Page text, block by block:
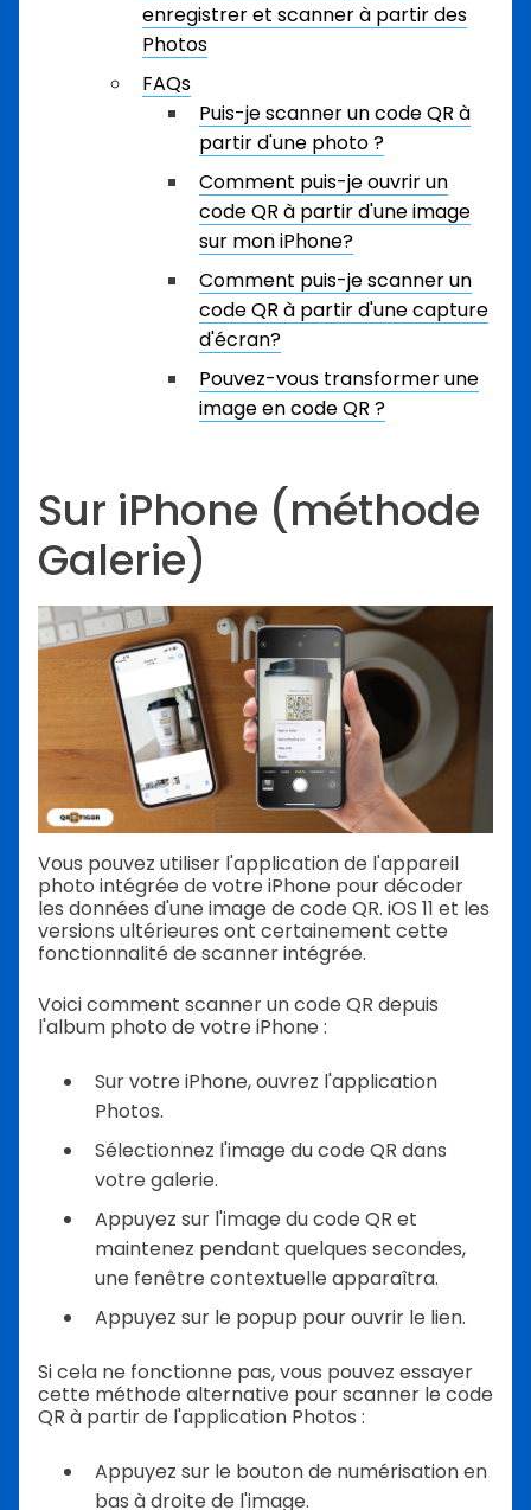
enregistrer et scanner à partir des
Photos
FAQs
Puis-je scanner un code QR à
partir d'une photo ?
Comment puis-je ouvrir un
code QR à partir d'une image
sur mon iPhone?
Comment puis-je scanner un
code QR à partir d'une capture
d'écran?
Pouvez-vous transformer une
image en code QR ?
Sur iPhone (méthode
Galerie)
Vous pouvez utiliser l'application de l'appareil
photo intégrée de votre iPhone pour décoder
les données d'une image de code QR. iOS 11 et les
versions ultérieures ont certainement cette
fonctionnalité de scanner intégrée.
Voici comment scanner un code QR depuis
l'album photo de votre iPhone :
Sur votre iPhone, ouvrez l'application
Photos.
Sélectionnez l'image du code QR dans
votre galerie.
Appuyez sur l'image du code QR et
maintenez pendant quelques secondes,
une fenêtre contextuelle apparaîtra.
Appuyez sur le popup pour ouvrir le lien.
Si cela ne fonctionne pas, vous pouvez essayer
cette méthode alternative pour scanner le code
QR à partir de l'application Photos :
Appuyez sur le bouton de numérisation en
bas à droite de l'image.